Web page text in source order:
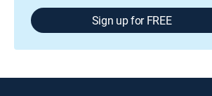
Sign up for FREE